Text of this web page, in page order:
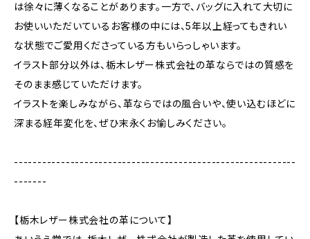
は徐々に薄くなることがあります。一方で、バッグに入れて大切に
お使いいただいているお客様の中には、5年以上経ってもきれい
な状態でご愛用くださっている方もいらっしゃいます。
イラスト部分以外は、栃木レザー株式会社の革ならではの質感を
そのまま感じていただけます。
イラストを楽しみながら、革ならではの風合いや、使い込むほどに
深まる経年変化を、ぜひ末永くお愉しみください。
------------------------------------------------------------
-------
【栃木レザー株式会社の革について】